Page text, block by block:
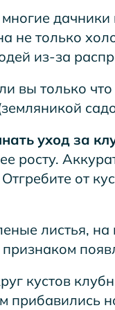
многие
не только
из-за
вы только
уход за
росту.
от
листья,
кустов
прибавились